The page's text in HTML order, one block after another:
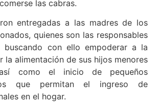
las cabras.
entregadas a las madres de los
quienes son las responsables
buscando con ello empoderar a la
la alimentación de sus hijos menores
como el inicio de pequeños
que permitan el ingreso de
en el hogar.